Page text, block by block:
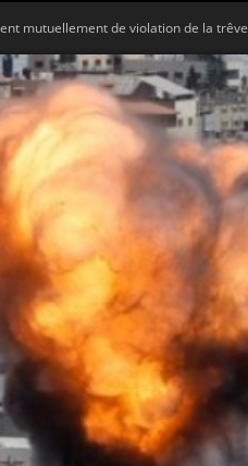
mutuellement de violation de la trêve